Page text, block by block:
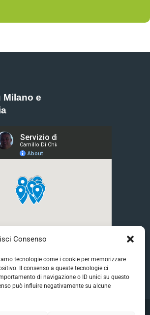
Consenso
tecnologie come i cookie per memorizzare
Il consenso a queste tecnologie ci
di navigazione o ID unici su questo
può influire negativamente su alcune
Milano e